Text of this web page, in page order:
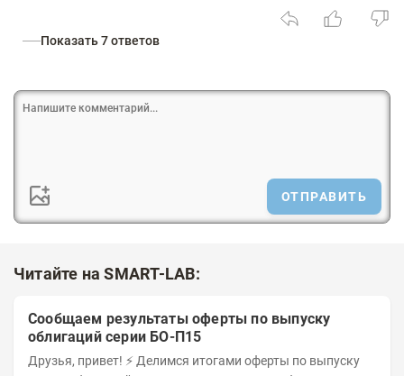
Показать 7 ответов
ОТПРАВИТЬ
Читайте на SMART-LAB:
Сообщаем результаты оферты по выпуску
облигаций серии БО-П15
Друзья, привет! ⚡️ Делимся итогами оферты по выпуску